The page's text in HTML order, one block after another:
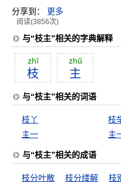
分享到： 更多
阅读(3856次)
与“枝主”相关的字典解释
zhī
枝
zhŭ
主
与“枝主”相关的词语
枝丫 枝
主一
主
与“枝主”相关的成语
枝分叶散 枝分缕解 枝